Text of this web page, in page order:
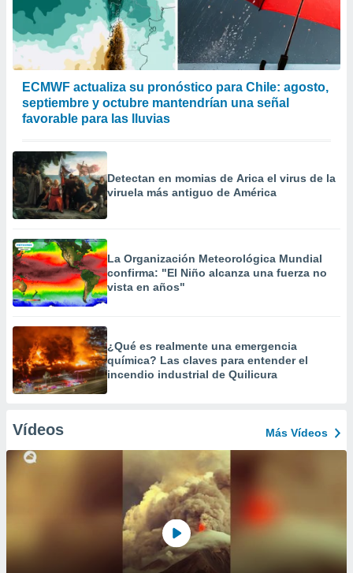
ECMWF actualiza su pronóstico para Chile: agosto,
septiembre y octubre mantendrían una señal
favorable para las lluvias
Detectan en momias de Arica el virus de la
viruela más antiguo de América
La Organización Meteorológica Mundial
confirma: "El Niño alcanza una fuerza no
vista en años"
¿Qué es realmente una emergencia
química? Las claves para entender el
incendio industrial de Quilicura
Vídeos Más Vídeos